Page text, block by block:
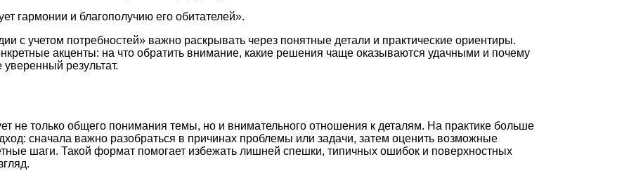
гармонии и благополучию его обитателей».
с учетом потребностей» важно раскрывать через понятные детали и практические ориентиры.
акценты: на что обратить внимание, какие решения чаще оказываются удачными и почему
результат.
не только общего понимания темы, но и внимательного отношения к деталям. На практике больше
сначала важно разобраться в причинах проблемы или задачи, затем оценить возможные
шаги. Такой формат помогает избежать лишней спешки, типичных ошибок и поверхностных